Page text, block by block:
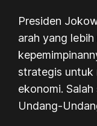
Presiden
arah yang
strategis untuk
ekonomi.
Undang-